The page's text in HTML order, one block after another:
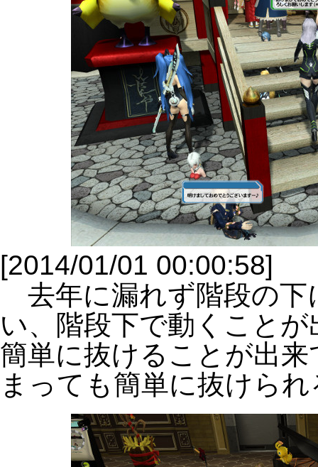
[2014/01/01 00:00:58]
去年に漏れず階段の下
い、階段下で動くこと
簡単に抜けることが出
まっても簡単に抜けら